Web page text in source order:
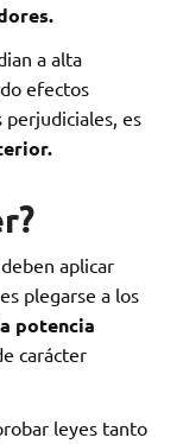
a alta
efectos
es
aplicar
plegarse a los
potencia
carácter
leyes tanto